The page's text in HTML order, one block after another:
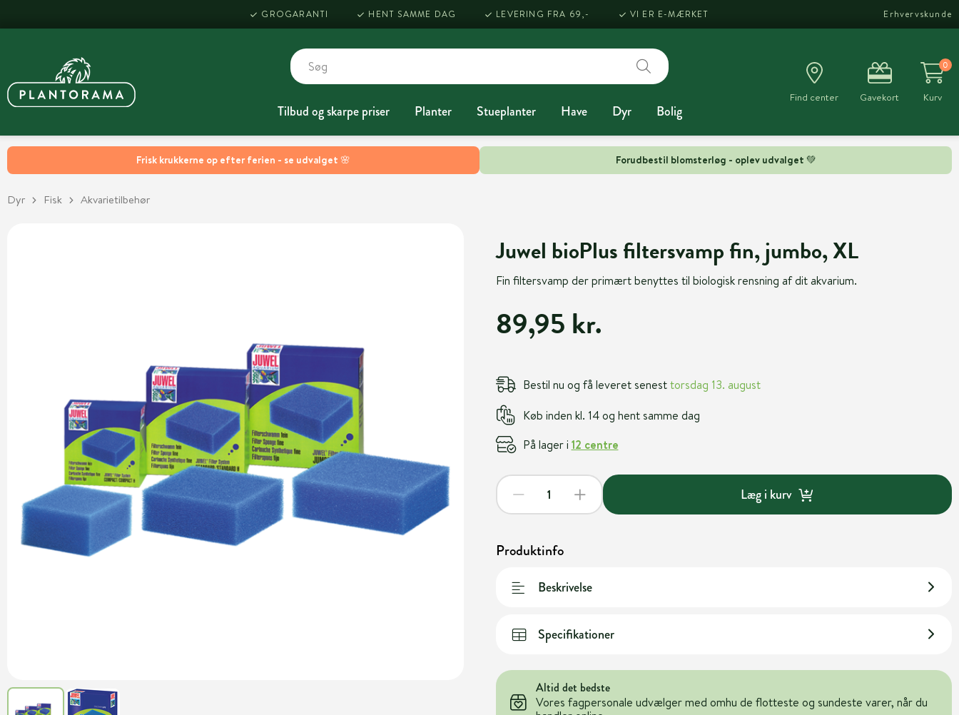
Frisk krukkerne op efter ferien - se udvalget 🌸 Forudbestil blomsterløg - oplev udvalget 💚
GROGARANTI HENT SAMME DAG LEVERING FRA 69,- VI ER E-MÆRKET Erhvervskunde
Tilbud og skarpe priser Planter Stueplanter Have Dyr Bolig
Find center Gavekort
0
Kurv
Dyr Fisk Akvarietilbehør
Juwel bioPlus filtersvamp fin, jumbo, XL
Fin filtersvamp der primært benyttes til biologisk rensning af dit akvarium.
89,95 kr.
Bestil nu og få leveret senesttorsdag 13. august
Køb inden kl. 14 og hent samme dag
På lager i 12 centre
Læg i kurv
Produktinfo
Beskrivelse
Specifikationer
Altid det bedste
Vores fagpersonale udvælger med omhu de flotteste og sundeste varer, når du